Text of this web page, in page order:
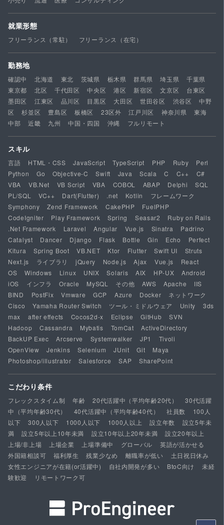
就業形態
フリーランス（常駐） フリーランス（在宅）
勤務地
確認中 北海道 東北 茨城県 栃木県 群馬県 埼玉県
千葉県
東京都
北区 千代田区 中央区 港区 新宿区 文京区
台東区
墨田区
江東区 品川区 目黒区 大田区 世田谷区 渋谷区
中野
区
杉並区 豊島区 板橋区 23区外 江戸川区 神奈川県
東海
中部
近畿 九州 中国・四国 沖縄 フルリモート
スキル
言語 HTML・CSS JavaScript TypeScript PHP Ruby
Perl
Python
Go Objective-C Swift Java Scala C C++
C#
VBA
VB.Net VB Script VBA COBOL ABAP Delphi
SQL
PL/SQL
VC++ Dart(Flutter) .net Kotlin
フレームワーク
Symphony
Zend Framework CakePHP
FuelPHP
CodeIgniter
Play Framework Spring Seasar2
Ruby on Rails
.Net Framework
Laravel Angular Vue.js Sinatra
Padrino
Catalyst
Dancer Django Flask Bottle Gin Echo
Perfect
Kitura
Spring Boot VB.NET Ktor Flutter Swift UI
Struts
Next.js
ライブラリ jQuery Node.js Ajax Vue.js
React
OS
Windows Linux UNIX Solaris AIX HP-UX
Android
iOS
インフラ Oracle MySQL その他 AWS Apache
IIS
BIND
PostFix Vmware GCP Azure Docker
ネットワーク
Cisco
Yamaha Router Switch ツール・ミドルウェア Unity
3ds
max
after effects Cocos2d-x Eclipse GitHub
SVN
Hadoop
Cassandra Mybatis TomCat
ActiveDirectory
BackUP Exec
Arcserve Systemwalker JP1
Tivoli
OpenView
Jenkins Selenium JUnit Git
Maya
Photoshop/illustrator
Salesforce SAP SharePoint
こだわり条件
フレックスタイム制 年齢 20代活躍中（平均年齢20代）
30代活躍
中（平均年齢30代）
40代活躍中（平均年齢40代） 社員数
100人
以下
300人以下 1000人以下 1000人以上 設立年数
設立5年未
満
設立5年以上10年未満 設立10年以上20年未満
設立20年以上
上場/非上場
上場企業 上場準備中 グローバル
英語が活かせる
外国籍相談可
福利厚生 残業少なめ 離職率が低い
土日祝日休み
女性エンジニアが在籍(or活躍中)
自社内開発が多い BtoC向け
未経
験歓迎
リモートワーク可